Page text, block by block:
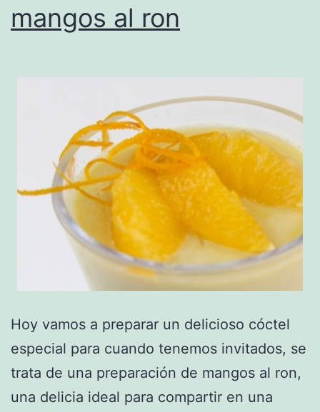
mangos al ron
Hoy vamos a preparar un delicioso cóctel
especial para cuando tenemos invitados, se
trata de una preparación de mangos al ron,
una delicia ideal para compartir en una